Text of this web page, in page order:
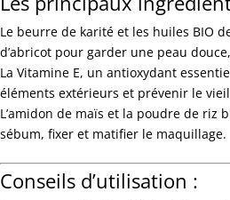
Le beurre de karité et les huiles BIO
d’abricot pour garder une peau
La Vitamine E, un antioxydant
éléments extérieurs et prévenir le
L’amidon de maïs et la poudre de riz
sébum, fixer et matifier le maquillage.
Conseils d’utilisation :